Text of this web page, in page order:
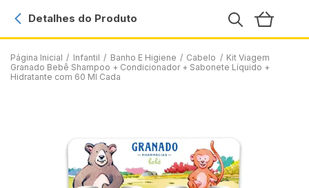
Página Inicial / Infantil / Banho E Higiene / Cabelo / Kit Viagem
Granado Bebê Shampoo + Condicionador + Sabonete Líquido +
Hidratante com 60 Ml Cada
Detalhes do Produto